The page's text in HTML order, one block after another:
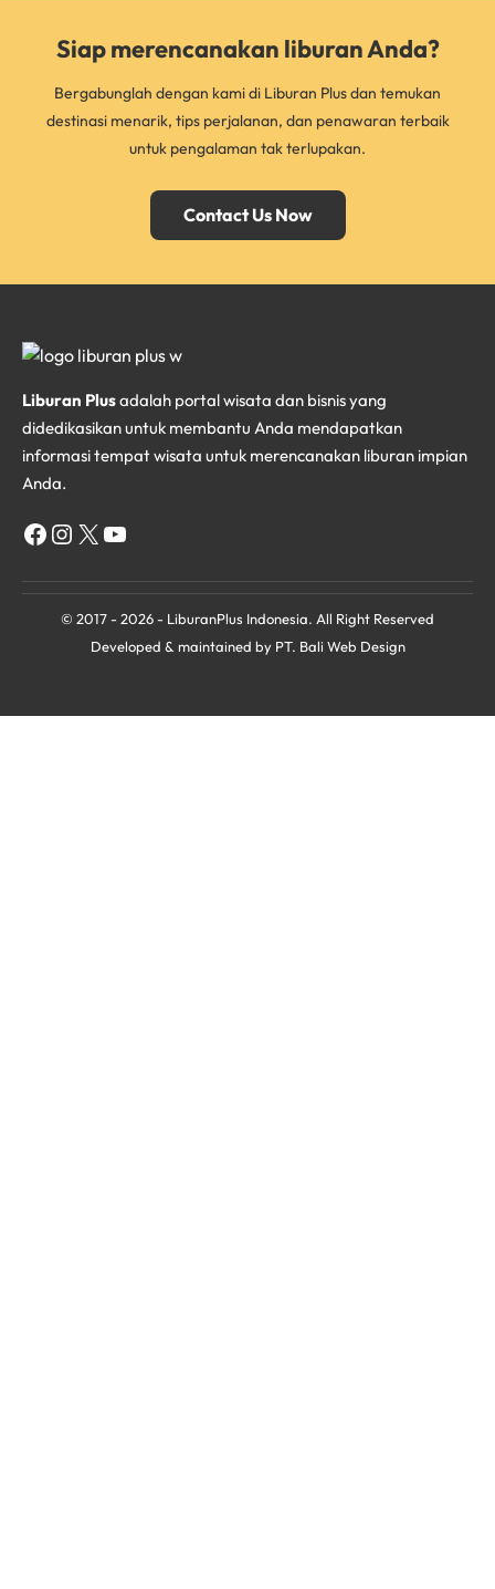
Siap merencanakan liburan Anda?
Bergabunglah dengan kami di Liburan Plus dan temukan
destinasi menarik, tips perjalanan, dan penawaran terbaik
untuk pengalaman tak terlupakan.
Contact Us Now
Liburan Plusadalah portal wisata dan bisnis yang
didedikasikan untuk membantu Anda mendapatkan
informasi tempat wisata untuk merencanakan liburan impian
Anda.
Facebook
Instagram
X YouTube
© 2017 - 2026 - LiburanPlus Indonesia. All Right Reserved
Developed & maintained by PT. Bali Web Design